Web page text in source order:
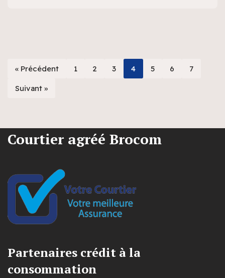
« Précédent 1 2 3 4 5 6 7
Suivant »
Courtier agréé Brocom
Partenaires crédit à la
consommation